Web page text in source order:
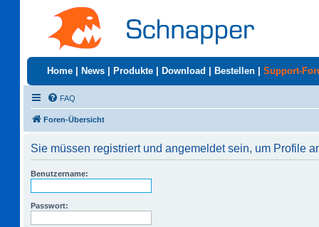
Home News Produkte Download Bestellen Support-
FAQ
Foren-Übersicht
Sie müssen registriert und angemeldet sein, um Profile
Benutzername:
Passwort: